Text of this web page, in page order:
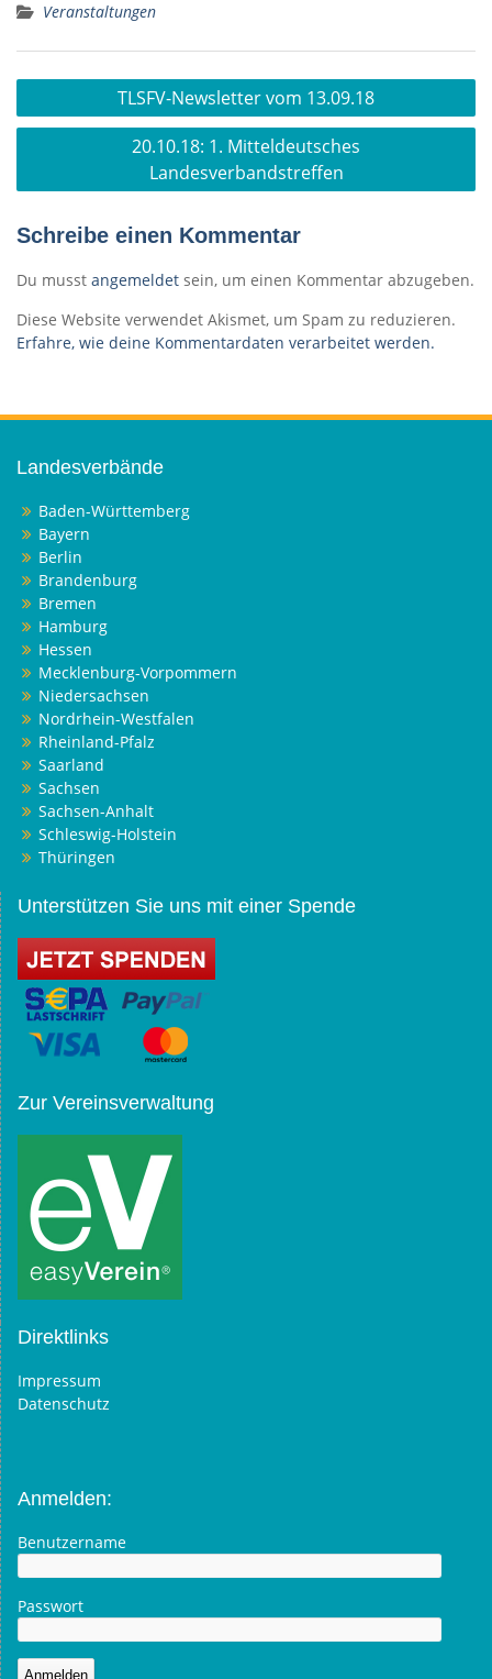
Veranstaltungen
Beitragsnavigation
TLSFV-Newsletter vom 13.09.18
20.10.18: 1. Mitteldeutsches
Landesverbandstreffen
Schreibe einen Kommentar
Du musst angemeldet sein, um einen Kommentar abzugeben.
Diese Website verwendet Akismet, um Spam zu reduzieren.
Erfahre, wie deine Kommentardaten verarbeitet werden.
Landesverbände
Baden-Württemberg
Bayern
Berlin
Brandenburg
Bremen
Hamburg
Hessen
Mecklenburg-Vorpommern
Niedersachsen
Nordrhein-Westfalen
Rheinland-Pfalz
Saarland
Sachsen
Sachsen-Anhalt
Schleswig-Holstein
Thüringen
Unterstützen Sie uns mit einer Spende
Zur Vereinsverwaltung
Direktlinks
Impressum
Datenschutz
Anmelden:
Benutzername
Passwort